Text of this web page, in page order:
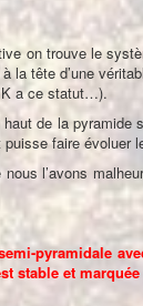
on trouve le
la tête d’une
a ce statut…).
haut de la
faire évoluer
nous l’avons
pyramidale
stable et